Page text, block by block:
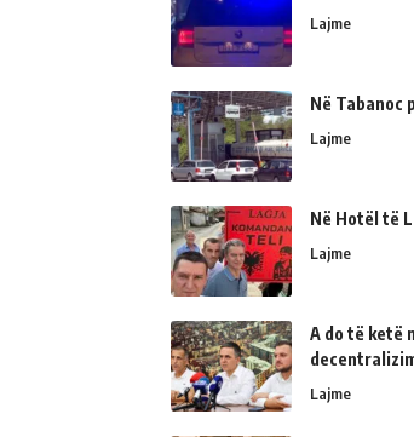
Lajme
Në Tabanoc
Lajme
Në Hotël të
Lajme
A do të ketë
Lajme